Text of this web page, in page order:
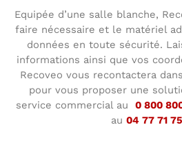
Equipée d’une salle blanche,
faire nécessaire et le matériel
données en toute sécurité.
informations ainsi que vos
Recoveo vous recontactera
pour vous proposer une
service commercial au 0 800
au 04 77 71